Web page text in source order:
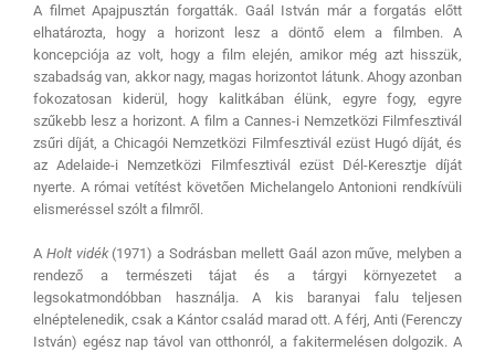
A filmet Apajpusztán forgatták. Gaál István már a forgatás előtt
elhatározta, hogy a horizont lesz a döntő elem a filmben. A
koncepciója az volt, hogy a film elején, amikor még azt hisszük,
szabadság van, akkor nagy, magas horizontot látunk. Ahogy azonban
fokozatosan kiderül, hogy kalitkában élünk, egyre fogy, egyre
szűkebb lesz a horizont. A film a Cannes-i Nemzetközi Filmfesztivál
zsűri díját, a Chicagói Nemzetközi Filmfesztivál ezüst Hugó díját, és
az Adelaide-i Nemzetközi Filmfesztivál ezüst Dél-Keresztje díját
nyerte. A római vetítést követően Michelangelo Antonioni rendkívüli
elismeréssel szólt a filmről.
A Holt vidék(1971) a Sodrásban mellett Gaál azon műve, melyben a
rendező a természeti tájat és a tárgyi környezetet a
legsokatmondóbban használja. A kis baranyai falu teljesen
elnéptelenedik, csak a Kántor család marad ott. A férj, Anti (Ferenczy
István) egész nap távol van otthonról, a fakitermelésen dolgozik. A